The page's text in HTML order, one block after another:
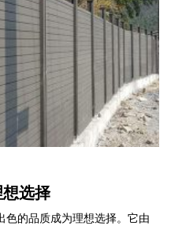
选择
色的品质成为理想选择。它由